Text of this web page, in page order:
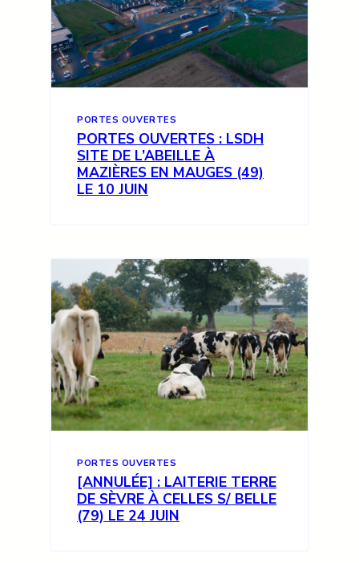
PORTES OUVERTES
PORTES OUVERTES : LSDH
SITE DE L’ABEILLE À
MAZIÈRES EN MAUGES (49)
LE 10 JUIN
PORTES OUVERTES
[ANNULÉE] : LAITERIE TERRE
DE SÈVRE À CELLES S/ BELLE
(79) LE 24 JUIN